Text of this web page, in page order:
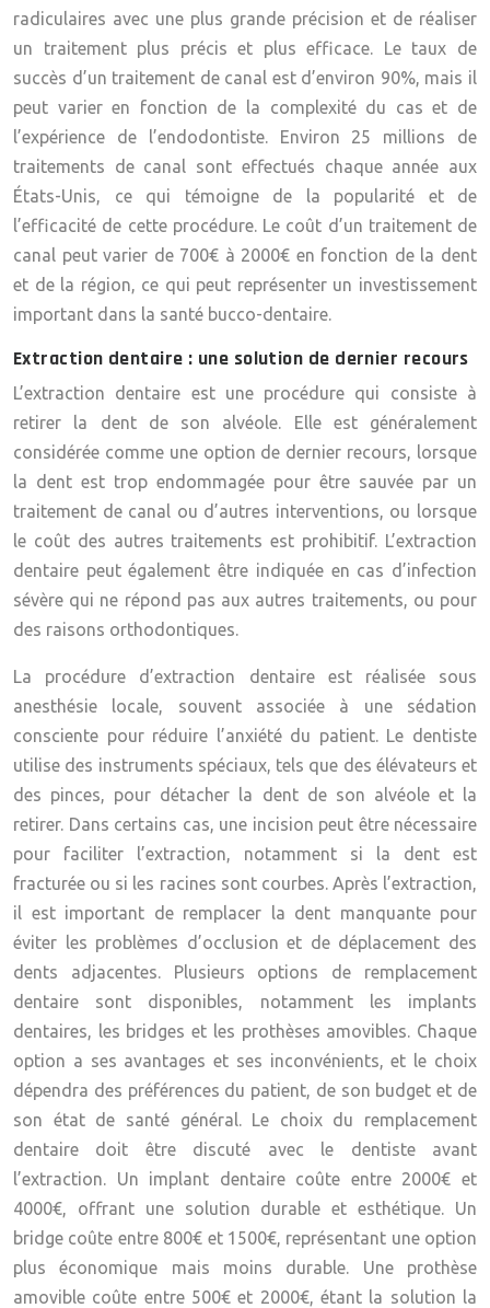
radiculaires avec une plus grande précision et de réaliser
un traitement plus précis et plus efficace. Le taux de
succès d’un traitement de canal est d’environ 90%, mais il
peut varier en fonction de la complexité du cas et de
l’expérience de l’endodontiste. Environ 25 millions de
traitements de canal sont effectués chaque année aux
États-Unis, ce qui témoigne de la popularité et de
l’efficacité de cette procédure. Le coût d’un traitement de
canal peut varier de 700€ à 2000€ en fonction de la dent
et de la région, ce qui peut représenter un investissement
important dans la santé bucco-dentaire.
Extraction dentaire : une solution de dernier recours
L’extraction dentaire est une procédure qui consiste à
retirer la dent de son alvéole. Elle est généralement
considérée comme une option de dernier recours, lorsque
la dent est trop endommagée pour être sauvée par un
traitement de canal ou d’autres interventions, ou lorsque
le coût des autres traitements est prohibitif. L’extraction
dentaire peut également être indiquée en cas d’infection
sévère qui ne répond pas aux autres traitements, ou pour
des raisons orthodontiques.
La procédure d’extraction dentaire est réalisée sous
anesthésie locale, souvent associée à une sédation
consciente pour réduire l’anxiété du patient. Le dentiste
utilise des instruments spéciaux, tels que des élévateurs et
des pinces, pour détacher la dent de son alvéole et la
retirer. Dans certains cas, une incision peut être nécessaire
pour faciliter l’extraction, notamment si la dent est
fracturée ou si les racines sont courbes. Après l’extraction,
il est important de remplacer la dent manquante pour
éviter les problèmes d’occlusion et de déplacement des
dents adjacentes. Plusieurs options de remplacement
dentaire sont disponibles, notamment les implants
dentaires, les bridges et les prothèses amovibles. Chaque
option a ses avantages et ses inconvénients, et le choix
dépendra des préférences du patient, de son budget et de
son état de santé général. Le choix du remplacement
dentaire doit être discuté avec le dentiste avant
l’extraction. Un implant dentaire coûte entre 2000€ et
4000€, offrant une solution durable et esthétique. Un
bridge coûte entre 800€ et 1500€, représentant une option
plus économique mais moins durable. Une prothèse
amovible coûte entre 500€ et 2000€, étant la solution la